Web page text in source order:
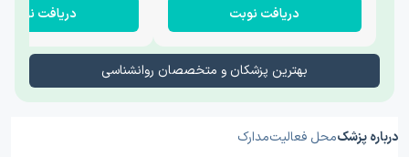
دریافت نوبت دریافت نوبت
بهترین پزشکان و متخصصان روانشناسی
درباره پزشکمحل فعالیتمدارک